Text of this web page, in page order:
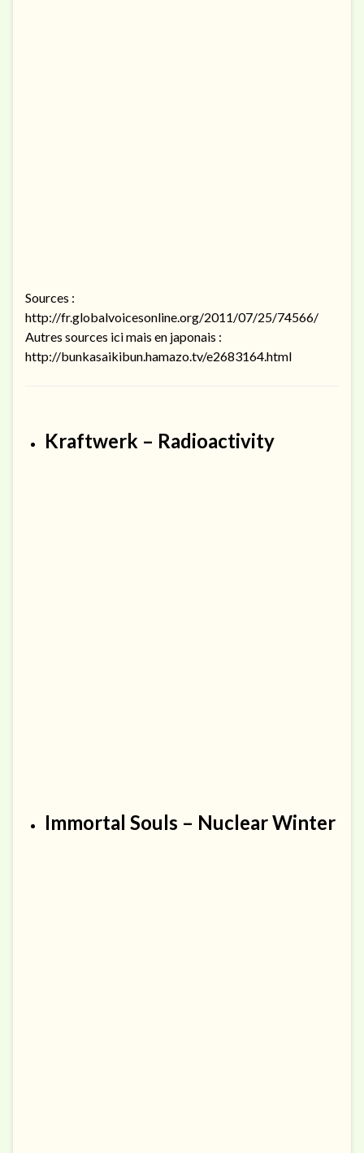
Sources :
http://fr.globalvoicesonline.org/2011/07/25/74566/
Autres sources ici mais en japonais :
http://bunkasaikibun.hamazo.tv/e2683164.html
Kraftwerk – Radioactivity
Immortal Souls – Nuclear Winter